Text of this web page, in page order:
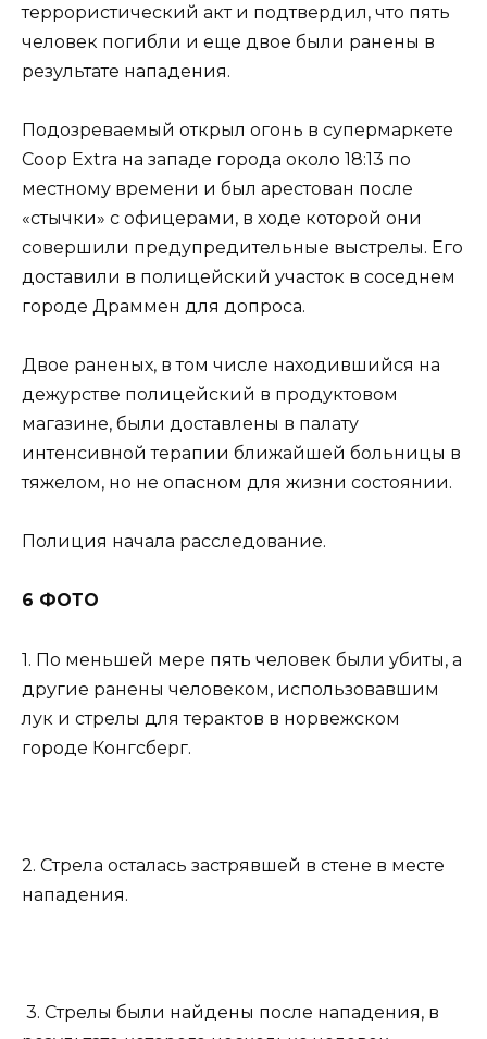
террористический акт и подтвердил, что пять
человек погибли и еще двое были ранены в
результате нападения.
Подозреваемый открыл огонь в супермаркете
Coop Extra на западе города около 18:13 по
местному времени и был арестован после
«стычки» с офицерами, в ходе которой они
совершили предупредительные выстрелы. Его
доставили в полицейский участок в соседнем
городе Драммен для допроса.
Двое раненых, в том числе находившийся на
дежурстве полицейский в продуктовом
магазине, были доставлены в палату
интенсивной терапии ближайшей больницы в
тяжелом, но не опасном для жизни состоянии.
Полиция начала расследование.
6 ФОТО
1. По меньшей мере пять человек были убиты, а
другие ранены человеком, использовавшим
лук и стрелы для терактов в норвежском
городе Конгсберг.
2. Стрела осталась застрявшей в стене в месте
нападения.
3. Стрелы были найдены после нападения, в